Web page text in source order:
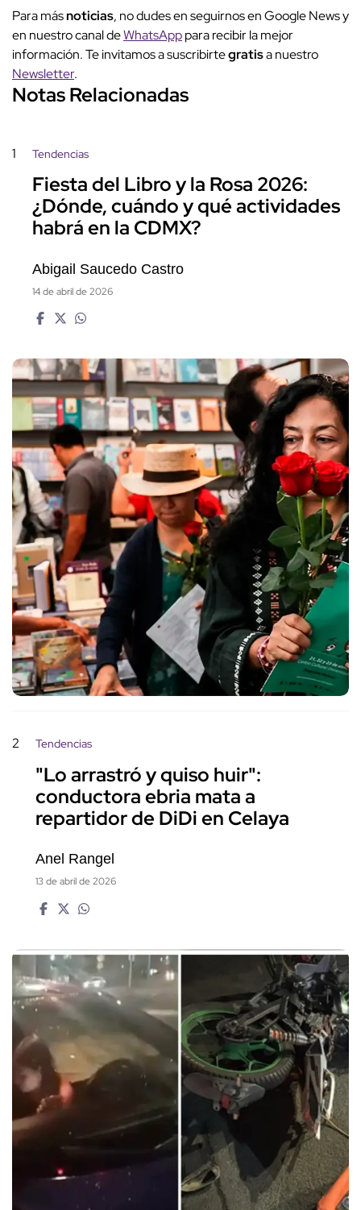
Para másnoticias, no dudes en seguirnos en Google News y
en nuestro canal deWhatsApppara recibir la mejor
información. Te invitamos a suscribirtegratisa nuestro
Newsletter.
Notas Relacionadas
1 Tendencias
Fiesta del Libro y la Rosa 2026:
¿Dónde, cuándo y qué actividades
habrá en la CDMX?
Abigail Saucedo Castro
14 de abril de 2026
2 Tendencias
"Lo arrastró y quiso huir":
conductora ebria mata a
repartidor de DiDi en Celaya
Anel Rangel
13 de abril de 2026